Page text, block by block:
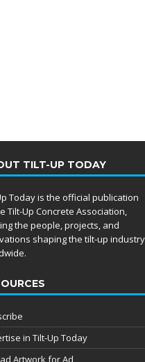
TILT-UP TODAY
Today is the official publication
Tilt-Up Concrete Association,
the people, projects, and
shaping the tilt-up industry
in Tilt-Up Today
Artwork for Ad